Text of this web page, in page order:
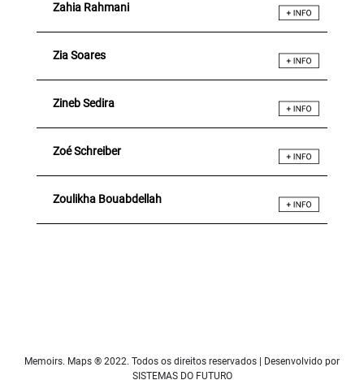
Zahia Rahmani
Zia Soares
Zineb Sedira
Zoé Schreiber
Zoulikha Bouabdellah
Memoirs. Maps ® 2022. Todos os direitos reservados | Desenvolvido por
SISTEMAS DO FUTURO